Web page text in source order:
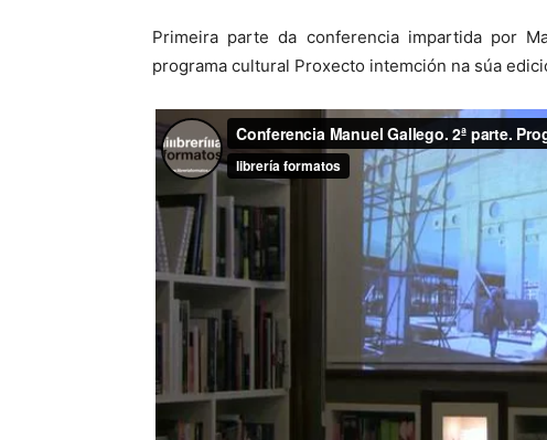
Primeira parte da conferencia impartida por
programa cultural Proxecto intemción na súa